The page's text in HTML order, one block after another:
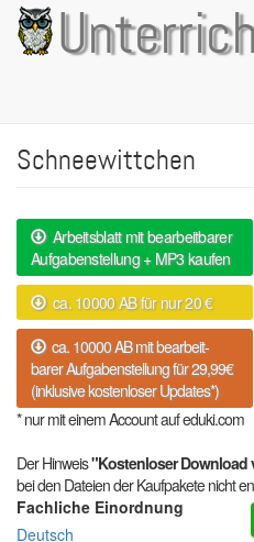
Direkt
zum
Inhalt
Schneewittchen
Arbeitsblatt mit bearbeitbarer
Aufgabenstellung + MP3 kaufen
ca. 10000 AB für nur 20 €
ca. 10000 AB mit bearbeit-
barer Aufgabenstellung für 29,99€
(inklusive kostenloser Updates*)
* nur mit einem Account auf eduki.com
Der Hinweis"Kostenloser
bei den Dateien der Kaufpakete nicht
Fachliche Einordnung
Deutsch